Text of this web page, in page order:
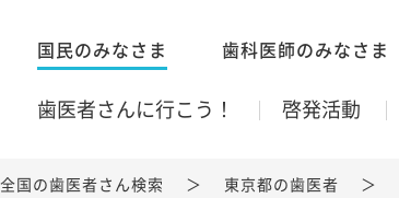
国民のみなさま 歯科医師のみなさま
歯医者さんに行こう！ 啓発活動
全国の歯医者さん検索 東京都の歯医者